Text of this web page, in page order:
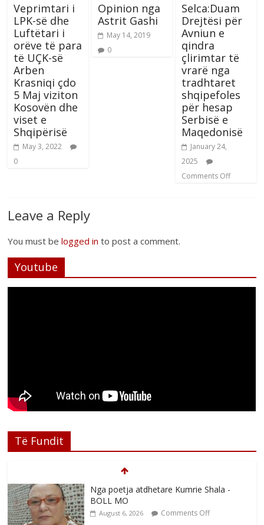
Veprimtari i
LPK-së dhe
Luftëtari i
orëve të para
të UÇK-së
Arben
Krasniqi çdo
5 Maj viziton
Kosovën dhe
viset e
Shqipërisë
May 3, 2022
0
Opinion nga
Astrit Gashi
May 14, 2019
0
Selca:Duam
Drejtësi për
Avniun e
qindra
çlirimtar të
vrarë nga
tradhtaret
shqipefoles
për hesap
Serbisë e
Maqedonisë
January 24,
2025
Comments Off
Leave a Reply
You must belogged in to post a comment.
Youtube
Të Fundit
Nga poetja atdhetare Kumrie Shala -
BOLL MO
August 6, 2026 Comments Off